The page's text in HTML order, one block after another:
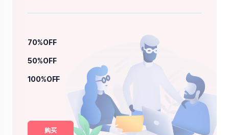
70%OFF
50%OFF
100%OFF
购买